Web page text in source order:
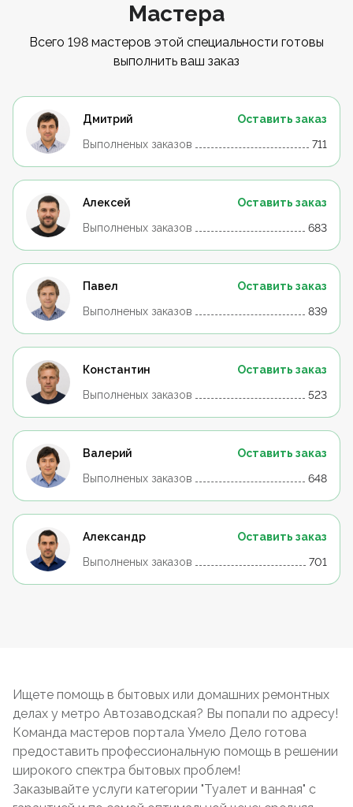
Мастера
Всего 198 мастеров этой специальности готовы
выполнить ваш заказ
Дмитрий
Оставить заказ
Выполненых заказов
711
Алексей
Оставить заказ
Выполненых заказов
683
Павел
Оставить заказ
Выполненых заказов
839
Константин
Оставить заказ
Выполненых заказов
523
Валерий
Оставить заказ
Выполненых заказов
648
Александр
Оставить заказ
Выполненых заказов
701
Ищете помощь в бытовых или домашних ремонтных
делах у метро Автозаводская? Вы попали по адресу!
Команда мастеров портала Умело Дело готова
предоставить профессиональную помощь в решении
широкого спектра бытовых проблем!
Заказывайте услуги категории "Туалет и ванная" с